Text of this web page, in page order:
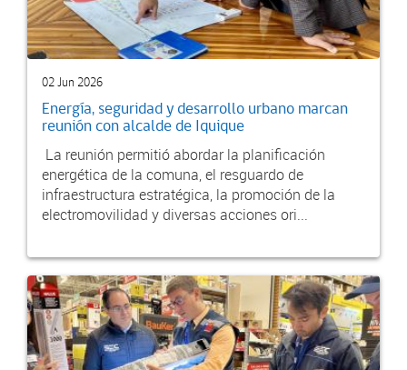
02 Jun 2026
Energía, seguridad y desarrollo urbano marcan
reunión con alcalde de Iquique
La reunión permitió abordar la planificación
energética de la comuna, el resguardo de
infraestructura estratégica, la promoción de la
electromovilidad y diversas acciones ori...